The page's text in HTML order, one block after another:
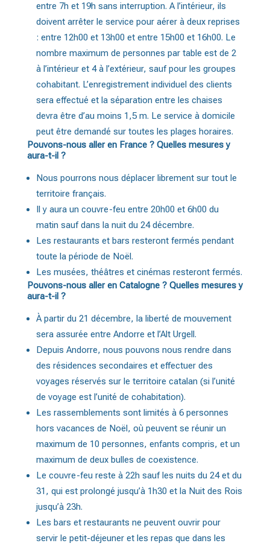
entre 7h et 19h sans interruption. A l’intérieur, ils
doivent arrêter le service pour aérer à deux reprises
: entre 12h00 et 13h00 et entre 15h00 et 16h00. Le
nombre maximum de personnes par table est de 2
à l’intérieur et 4 à l’extérieur, sauf pour les groupes
cohabitant. L’enregistrement individuel des clients
sera effectué et la séparation entre les chaises
devra être d’au moins 1,5 m. Le service à domicile
peut être demandé sur toutes les plages horaires.
Pouvons-nous aller en France ? Quelles mesures y
aura-t-il ?
Nous pourrons nous déplacer librement sur tout le
territoire français.
Il y aura un couvre-feu entre 20h00 et 6h00 du
matin sauf dans la nuit du 24 décembre.
Les restaurants et bars resteront fermés pendant
toute la période de Noël.
Les musées, théâtres et cinémas resteront fermés.
Pouvons-nous aller en Catalogne ? Quelles mesures y
aura-t-il ?
À partir du 21 décembre, la liberté de mouvement
sera assurée entre Andorre et l’Alt Urgell.
Depuis Andorre, nous pouvons nous rendre dans
des résidences secondaires et effectuer des
voyages réservés sur le territoire catalan (si l’unité
de voyage est l’unité de cohabitation).
Les rassemblements sont limités à 6 personnes
hors vacances de Noël, où peuvent se réunir un
maximum de 10 personnes, enfants compris, et un
maximum de deux bulles de coexistence.
Le couvre-feu reste à 22h sauf les nuits du 24 et du
31, qui est prolongé jusqu’à 1h30 et la Nuit des Rois
jusqu’à 23h.
Les bars et restaurants ne peuvent ouvrir pour
servir le petit-déjeuner et les repas que dans les